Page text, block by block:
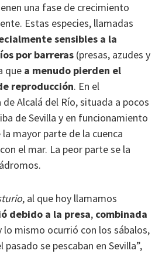
una fase de crecimiento
Estas especies, llamadas
sensibles a la
por barreras (presas, azudes y
que a menudo pierden el
reproducción. En el
de Alcalá del Río, situada a pocos
de Sevilla y en funcionamiento
mayor parte de la cuenca
el mar. La peor parte se la
, al que hoy llamamos
debido a la presa, combinada
lo mismo ocurrió con los sábalos,
pasado se pescaban en Sevilla”,